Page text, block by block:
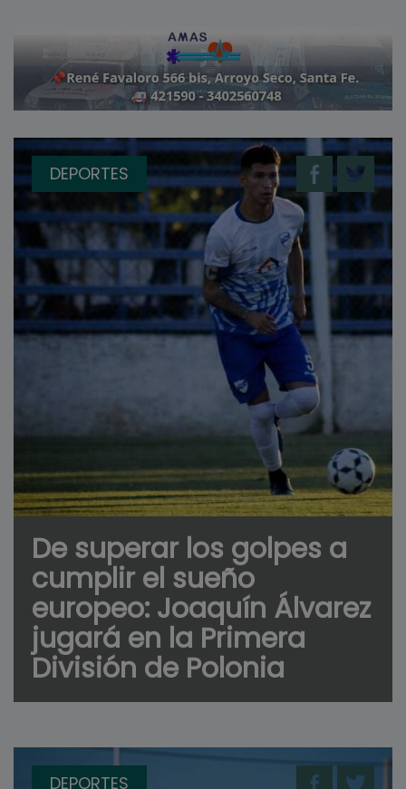
DEPORTES
De superar los golpes a
cumplir el sueño
europeo: Joaquín Álvarez
jugará en la Primera
División de Polonia
DEPORTES